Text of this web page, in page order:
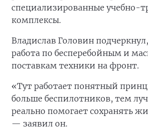
специализированные учебно-
комплексы.
Владислав Головин
работа по бесперебойным и
поставкам техники на фронт.
«Тут работает понятный
больше беспилотников, тем
реально помогает сохранять
— заявил он.